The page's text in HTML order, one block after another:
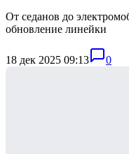
От седанов до
обновление линейки
18 дек 2025 09:13 0